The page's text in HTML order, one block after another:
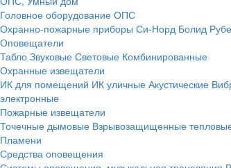
Головное оборудование ОПС
Охранно-пожарные приборы Си-Норд Болид
Оповещатели
Табло Звуковые Световые Комбинированные
Охранные извещатели
ИК для помещений ИК уличные Акустические
электронные
Пожарные извещатели
Точечные дымовые Взрывозащищенные
Пламени
Средства оповещения